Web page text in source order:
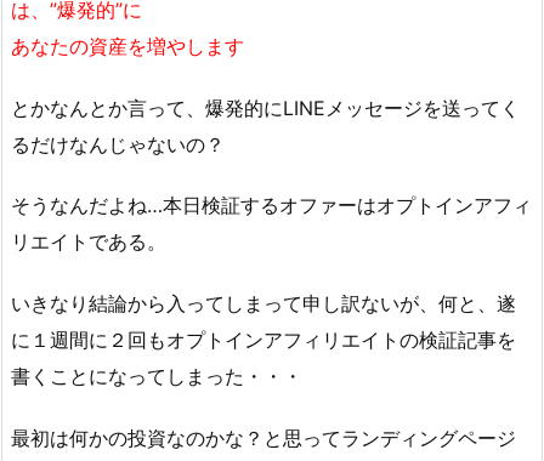
は、’’爆発的’’に
あなたの資産を増やします
とかなんとか言って、爆発的にLINEメッセージを送ってく
るだけなんじゃないの？
そうなんだよね…本日検証するオファーはオプトインアフィ
リエイトである。
いきなり結論から入ってしまって申し訳ないが、何と、遂
に１週間に２回もオプトインアフィリエイトの検証記事を
書くことになってしまった・・・
最初は何かの投資なのかな？と思ってランディングページ